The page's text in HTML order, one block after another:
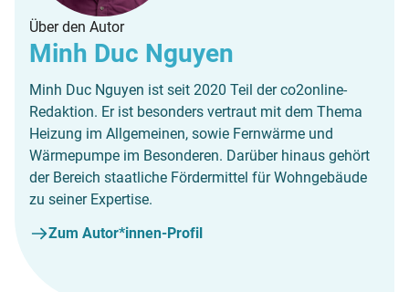
Über den Autor
Minh Duc Nguyen
Minh Duc Nguyen ist seit 2020 Teil der co2online-
Redaktion. Er ist besonders vertraut mit dem Thema
Heizung im Allgemeinen, sowie Fernwärme und
Wärmepumpe im Besonderen. Darüber hinaus gehört
der Bereich staatliche Fördermittel für Wohngebäude
zu seiner Expertise.
Zum Autor*innen-Profil